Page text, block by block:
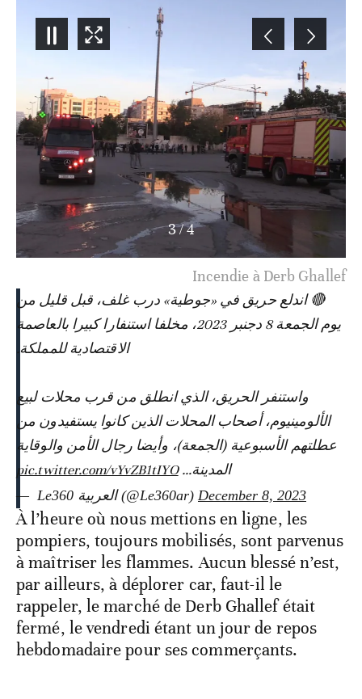
4/4
Incendie à Derb Ghallef
🔴 اندلع حريق في «جوطية» درب غلف، قبل قليل من
يوم الجمعة 8 دجنبر 2023، مخلفا استنفارا كبيرا بالعاصمة
الاقتصادية للمملكة.
واستنفر الحريق، الذي انطلق من قرب محلات لبيع
الألومينيوم، أصحاب المحلات الذين كانوا يستفيدون من
عطلتهم الأسبوعية (الجمعة)، وأيضا رجال الأمن والوقاية
المدينة…pic.twitter.com/vYvZB1tIYO
— ‎ Le360 العربية (@Le360ar) December 8, 2023
À l’heure où nous mettions en ligne, les
pompiers, toujours mobilisés, sont parvenus
à maîtriser les flammes. Aucun blessé n’est,
par ailleurs, à déplorer car, faut-il le
rappeler, le marché de Derb Ghallef était
fermé, le vendredi étant un jour de repos
hebdomadaire pour ses commerçants.